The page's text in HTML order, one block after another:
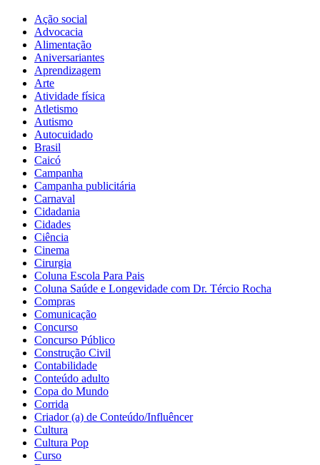
Ação social
Advocacia
Alimentação
Aniversariantes
Aprendizagem
Arte
Atividade física
Atletismo
Autismo
Autocuidado
Brasil
Caicó
Campanha
Campanha publicitária
Carnaval
Cidadania
Cidades
Ciência
Cinema
Cirurgia
Coluna Escola Para Pais
Coluna Saúde e Longevidade com Dr. Tércio Rocha
Compras
Comunicação
Concurso
Concurso Público
Construção Civil
Contabilidade
Conteúdo adulto
Copa do Mundo
Corrida
Criador (a) de Conteúdo/Influêncer
Cultura
Cultura Pop
Curso